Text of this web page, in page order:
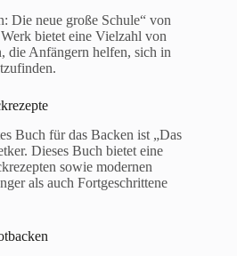
Die neue große Schule“ von
bietet eine Vielzahl von
die Anfängern helfen, sich in
Buch für das Backen ist „Das
Dieses Buch bietet eine
sowie modernen
als auch Fortgeschrittene